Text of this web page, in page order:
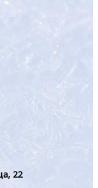
22